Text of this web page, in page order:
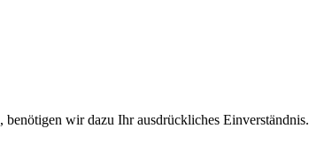
wir dazu Ihr ausdrückliches Einverständnis.